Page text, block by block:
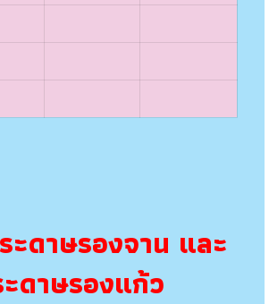
ะดาษรองจาน และ
ดาษรองแก้ว